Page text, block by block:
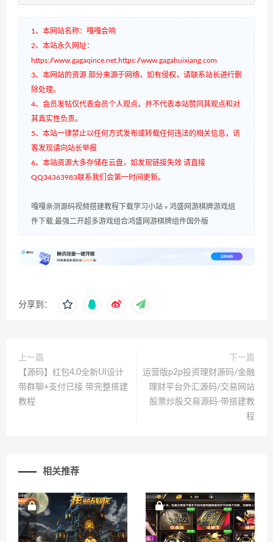
1、本网站名称：嘎嘎会响
2、本站永久网址：
https://www.gagaqince.net,https://www.gagahuixiang.com
3、本网站的资源 部分来源于网络，如有侵权，请联系站长进行删
除处理。
4、会员发帖仅代表会员个人观点，并不代表本站赞同其观点和对
其真实性负责。
5、本站一律禁止以任何方式发布或转载任何违法的相关信息，访
客发现请向站长举报
6、本站资源大多存储在云盘，如发现链接失效 请直接
QQ34363983联系我们会第一时间更新。
嘎嘎亲测源码视频搭建教程下载学习小站 » 鸿盛网游棋牌游戏组
件下载,最强二开超多游戏组合鸿盛网游棋牌组件国外版
分享到：
上一篇
【源码】红包4.0全新UI设计
带群聊+支付已接 带完整搭建
教程
下一篇
运营版p2p投资理财源码/金融
理财平台外汇源码/交易网站
股票炒股交易源码-带搭建教
程
相关推荐